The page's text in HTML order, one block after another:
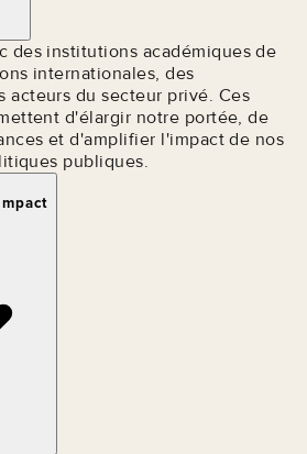
des institutions académiques de
internationales, des
acteurs du secteur privé. Ces
d'élargir notre portée, de
et d'amplifier l'impact de nos
publiques.